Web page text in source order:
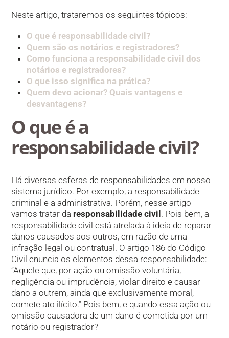
Neste artigo, trataremos os seguintes tópicos:
O que é responsabilidade civil?
Quem são os notários e registradores?
Como funciona a responsabilidade civil dos
notários e registradores?
O que isso significa na prática?
Quem devo acionar? Quais vantagens e
desvantagens?
O que é a
responsabilidade civil?
Há diversas esferas de responsabilidades em nosso
sistema jurídico. Por exemplo, a responsabilidade
criminal e a administrativa. Porém, nesse artigo
vamos tratar da responsabilidade civil. Pois bem, a
responsabilidade civil está atrelada à ideia de reparar
danos causados aos outros, em razão de uma
infração legal ou contratual. O artigo 186 do Código
Civil enuncia os elementos dessa responsabilidade:
“Aquele que, por ação ou omissão voluntária,
negligência ou imprudência, violar direito e causar
dano a outrem, ainda que exclusivamente moral,
comete ato ilícito.” Pois bem, e quando essa ação ou
omissão causadora de um dano é cometida por um
notário ou registrador?